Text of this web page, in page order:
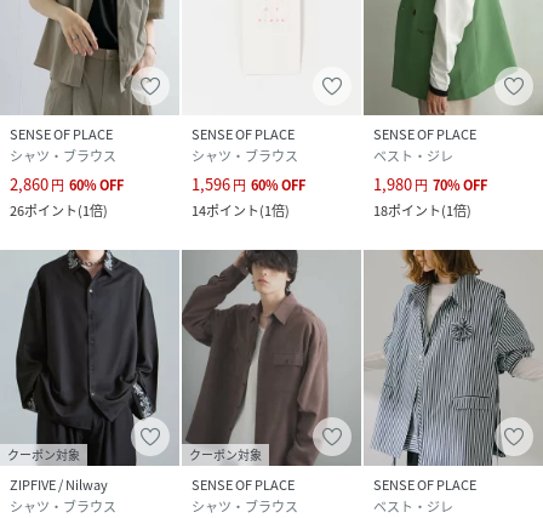
SENSE OF PLACE
シャツ・ブラウス
2,860円 60%OFF
26ポイント(1倍)
SENSE OF PLACE
シャツ・ブラウス
1,596円 60%OFF
14ポイント(1倍)
SENSE OF PLACE
ベスト・ジレ
1,980円 70%OFF
18ポイント(1倍)
クーポン対象
ZIPFIVE / Nilway
シャツ・ブラウス
クーポン対象
SENSE OF PLACE
シャツ・ブラウス
SENSE OF PLACE
ベスト・ジレ